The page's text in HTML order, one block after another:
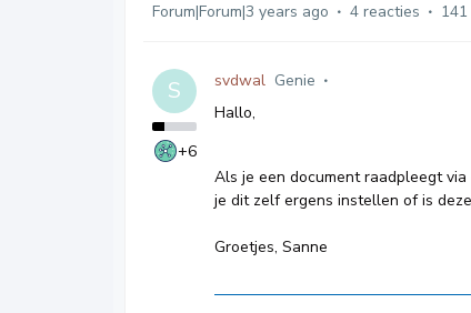
Forum|Forum|3 years ago 4 reacties
S
+6
svdwal Genie
Hallo,
Als je een document raadpleegt
je dit zelf ergens instellen of is
Groetjes, Sanne